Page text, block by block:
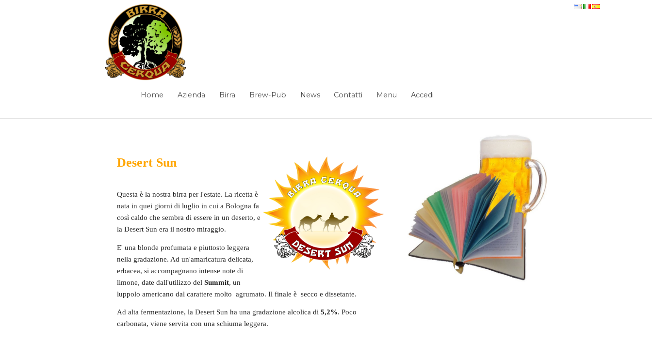
Navigazione
Home Azienda Birra Brew-Pub News Contatti Menu Accedi
Desert Sun
Questa è la nostra birra per l'estate. La ricetta è
nata in quei giorni di luglio in cui a Bologna fa
così caldo che sembra di essere in un deserto, e
la Desert Sun era il nostro miraggio.
E' una blonde profumata e piuttosto leggera
nella gradazione. Ad un'amaricatura delicata,
erbacea, si accompagnano intense note di
limone, date dall'utilizzo del Summit, un
luppolo americano dal carattere molto agrumato. Il finale è secco e dissetante.
Ad alta fermentazione, la Desert Sun ha una gradazione alcolica di 5,2%. Poco
carbonata, viene servita con una schiuma leggera.